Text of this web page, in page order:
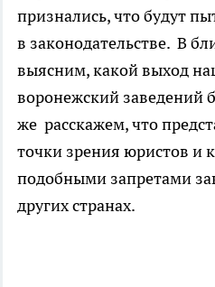
признались, что будут
в законодательстве. В
выясним, какой выход
воронежский заведений
же расскажем, что
точки зрения юристов и
подобными запретами
других странах.